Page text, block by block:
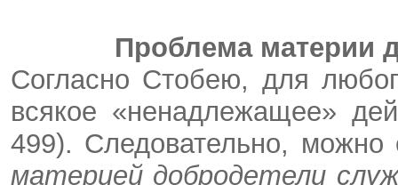
Проблема материи
Согласно Стобею, для
всякое «ненадлежащее»
499). Следовательно,
материей добродетели